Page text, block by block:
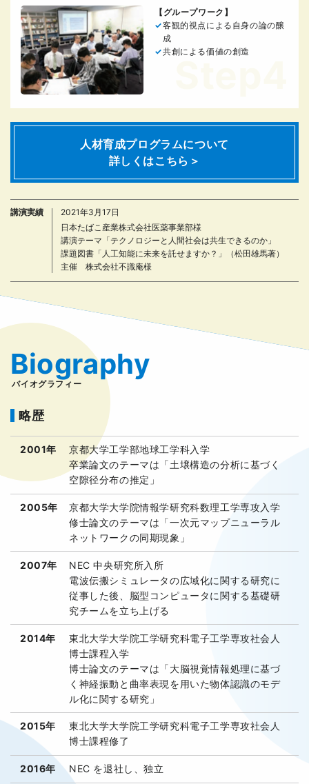
【グループワーク】
客観的視点による自身の論の醸
成
共創による価値の創造
人材育成プログラムについて
詳しくはこちら＞
講演実績
2021年3月17日
日本たばこ産業株式会社医薬事業部様
講演テーマ「テクノロジーと人間社会は共生できるのか」
課題図書「人工知能に未来を託せますか？」（松田雄馬著）
主催 株式会社不識庵様
Biography
バイオグラフィー
略歴
2001年
京都大学工学部地球工学科入学
卒業論文のテーマは「土壌構造の分析に基づく
空隙径分布の推定」
2005年
京都大学大学院情報学研究科数理工学専攻入学
修士論文のテーマは「一次元マップニューラル
ネットワークの同期現象」
2007年
NEC 中央研究所入所
電波伝搬シミュレータの広域化に関する研究に
従事した後、脳型コンピュータに関する基礎研
究チームを立ち上げる
2014年
東北大学大学院工学研究科電子工学専攻社会人
博士課程入学
博士論文のテーマは「大脳視覚情報処理に基づ
く神経振動と曲率表現を用いた物体認識のモデ
ル化に関する研究」
2015年
東北大学大学院工学研究科電子工学専攻社会人
博士課程修了
2016年 NEC を退社し、独立